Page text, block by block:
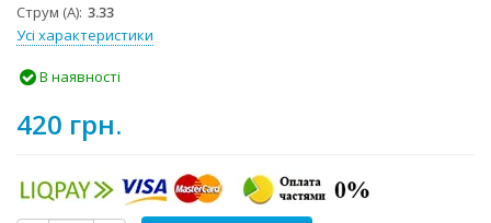
Струм (А) 3.33
Усі характеристики
В наявності
420 грн.